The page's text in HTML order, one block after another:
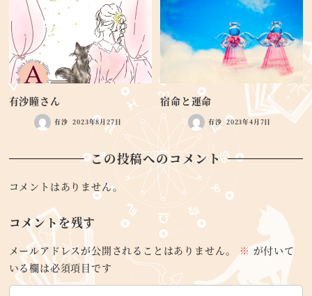
有沙瞳さん
有沙 2023年8月27日
宿命と運命
有沙 2023年4月7日
この投稿へのコメント
コメントはありません。
コメントを残す
メールアドレスが公開されることはありません。 ※が付いて
いる欄は必須項目です